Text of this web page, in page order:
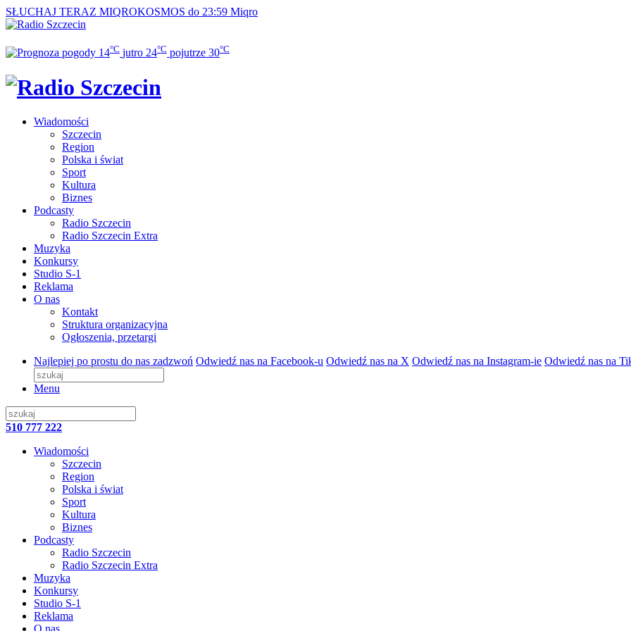
SŁUCHAJ TERAZ MIQROKOSMOS do 23:59 Miqro
14°C jutro 24°C pojutrze 30°C
Wiadomości
Szczecin
Region
Polska i świat
Sport
Kultura
Biznes
Podcasty
Radio Szczecin
Radio Szczecin Extra
Muzyka
Konkursy
Studio S-1
Reklama
O nas
Kontakt
Struktura organizacyjna
Ogłoszenia, przetargi
Najlepiej po prostu do nas zadzwoń Odwiedź nas na Facebook-u Odwiedź nas na X Odwiedź nas na Instagram-ie Odwiedź nas na
Menu
510 777 222
Wiadomości
Szczecin
Region
Polska i świat
Sport
Kultura
Biznes
Podcasty
Radio Szczecin
Radio Szczecin Extra
Muzyka
Konkursy
Studio S-1
Reklama